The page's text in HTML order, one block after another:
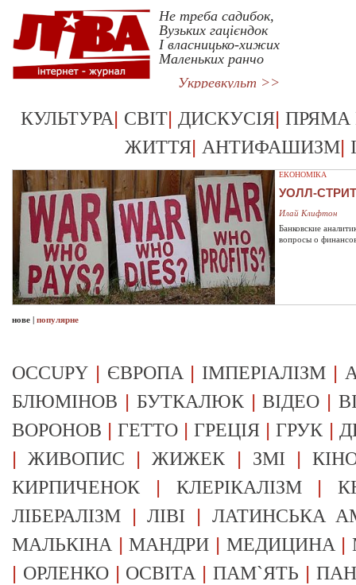
Не треба садибок,
Вузьких гацієндок
І власницько-хижих
Маленьких ранчо
Укрревкульт >>
КУЛЬТУРА| СВІТ| ДИСКУСІЯ| ПРЯМА
ЖИТТЯ| АНТИФАШИЗМ|
ЕКОНОМІКА
УОЛЛ-
Илай Клифтон
Банковские
вопросы о
нове | популярне
OCCUPY | ЄВРОПА | ІМПЕРІАЛІЗМ |
БЛЮМІНОВ | БУТКАЛЮК|ВІДЕО |
ВОРОНОВ |ГЕТТО |ГРЕЦІЯ |ГРУК |
|ЖИВОПИС |ЖИЖЕК | ЗМІ |
КИРПИЧЕНОК | КЛЕРІКАЛІЗМ|
ЛІБЕРАЛІЗМ |ЛІВІ | ЛАТИНСЬКА
МАЛЬКІНА |МАНДРИ | МЕДИЦИНА |
| ОРЛЕНКО| ОСВІТА |ПАМ`ЯТЬ |